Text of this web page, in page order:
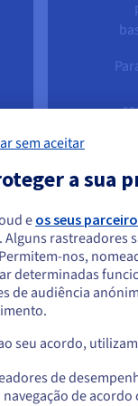
que está
encomendar a partir de
do país em
ao website do
us.ovhcloud.com/
sem aceitar
a sua
eos seus
Alguns rastreadores
nos,
determinadas
de audiência
seu acordo,
de
navegação de